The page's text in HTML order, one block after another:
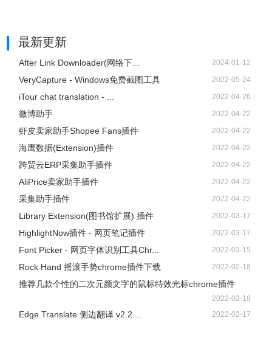
最新更新
After Link Downloader(网络下... 2024-01-12
VeryCapture - Windows免费截图工具 2022-05-24
iTour chat translation - ... 2022-04-26
微博助手 2022-04-22
虾皮卖家助手Shopee Fans插件 2022-04-22
海鹰数据(Extension)插件 2022-04-22
跨贸云ERP采集助手插件 2022-04-22
AliPrice卖家助手插件 2022-04-22
采集助手插件 2022-04-22
Library Extension(图书馆扩展) 插件 2022-03-17
HighlightNow插件 - 网页笔记插件 2022-03-17
Font Picker - 网页字体识别工具Chr... 2022-03-15
Rock Hand 摇滚手势chrome插件下载 2022-02-18
推荐几款个性的二次元颜文字的鼠标特效光标chrome插件
2022-02-18
Edge Translate 侧边翻译 v2.2.... 2022-02-17